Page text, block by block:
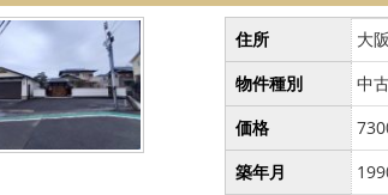
住所
大
物件種別
中
価格
築年月